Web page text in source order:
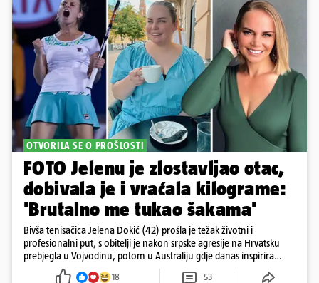
OTVORILA SE O PROŠLOSTI
FOTO Jelenu je zlostavljao otac,
dobivala je i vraćala kilograme:
'Brutalno me tukao šakama'
Bivša tenisačica Jelena Dokić (42) prošla je težak životni i
profesionalni put, s obitelji je nakon srpske agresije na Hrvatsku
prebjegla u Vojvodinu, potom u Australiju gdje danas inspirira
18 53